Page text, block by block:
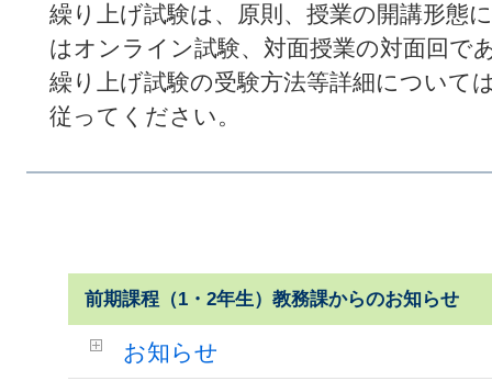
繰り上げ試験は、原則、授業の開講形態
はオンライン試験、対面授業の対面回で
繰り上げ試験の受験方法等詳細について
従ってください。
前期課程（1・2年生）教務課からのお知らせ
お知らせ